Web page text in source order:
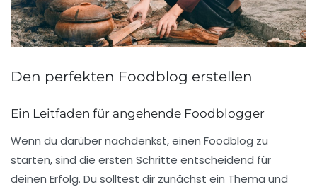
Den perfekten Foodblog erstellen
Ein Leitfaden für angehende Foodblogger
Wenn du darüber nachdenkst, einen Foodblog zu
starten, sind die ersten Schritte entscheidend für
deinen Erfolg. Du solltest dir zunächst ein Thema und